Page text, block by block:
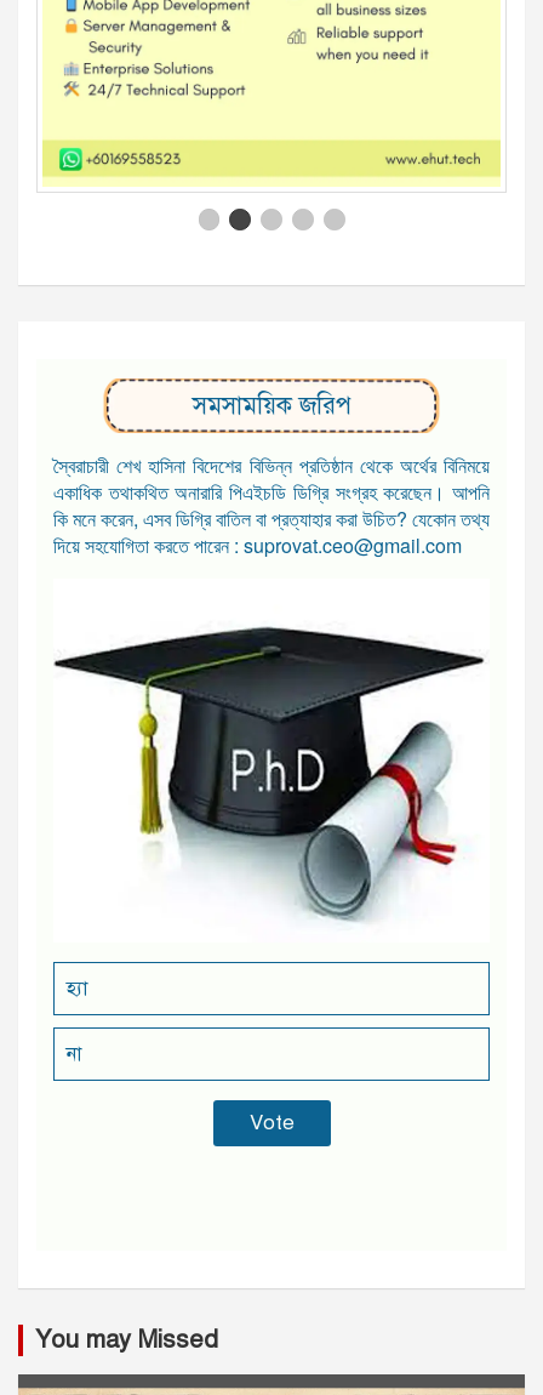
সমসাময়িক জরিপ
স্বৈরাচারী শেখ হাসিনা বিদেশের বিভিন্ন প্রতিষ্ঠান থেকে অর্থের বিনিময়ে
একাধিক তথাকথিত অনারারি পিএইচডি ডিগ্রি সংগ্রহ করেছেন। আপনি
কি মনে করেন, এসব ডিগ্রি বাতিল বা প্রত্যাহার করা উচিত? যেকোন তথ্য
দিয়ে সহযোগিতা করতে পারেন : suprovat.ceo@gmail.com
হ্যা
না
You may Missed